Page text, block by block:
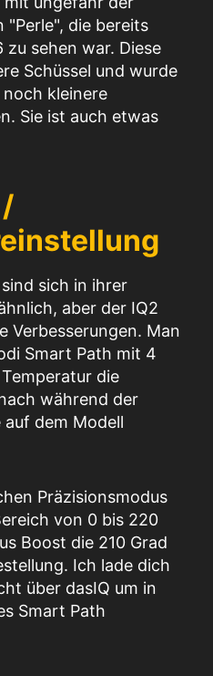
"Perle", die bereits
zu sehen war. Diese
Schüssel und wurde
kleinere
Sie ist auch etwas
sich in ihrer
aber der IQ2
Verbesserungen. Man
Smart Path mit 4
Temperatur die
während der
auf dem Modell
Präzisionsmodus
von 0 bis 220
Boost die 210 Grad
. Ich lade dich
über dasIQ um in
Smart Path